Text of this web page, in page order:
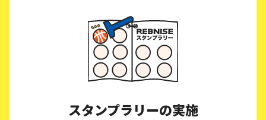
スタンプラリーの実施